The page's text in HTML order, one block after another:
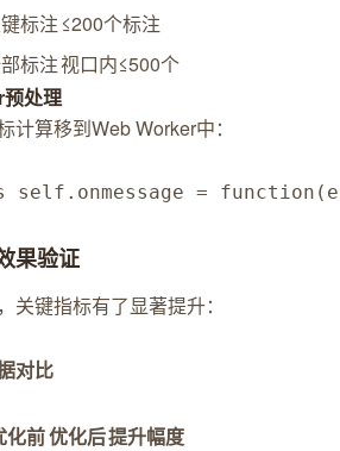
标注≤200个标注
标注视口内≤500个
处理
计算移到Web Worker中：
=
果验证
关键指标有了显著提升：
对比
化前优化后提升幅度